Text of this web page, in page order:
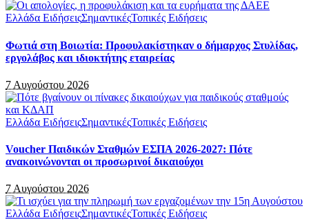
Ελλάδα ΕιδήσειςΣημαντικέςΤοπικές Ειδήσεις
Φωτιά στη Βοιωτία: Προφυλακίστηκαν ο δήμαρχος Στυλίδας,
εργολάβος και ιδιοκτήτης εταιρείας
7 Αυγούστου 2026
Ελλάδα ΕιδήσειςΣημαντικέςΤοπικές Ειδήσεις
Voucher Παιδικών Σταθμών ΕΣΠΑ 2026-2027: Πότε
ανακοινώνονται οι προσωρινοί δικαιούχοι
7 Αυγούστου 2026
Ελλάδα ΕιδήσειςΣημαντικέςΤοπικές Ειδήσεις